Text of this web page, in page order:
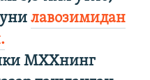
лавозимидан
МХХнинг